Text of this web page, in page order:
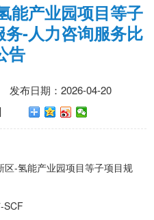
能产业园项目等子
-人力咨询服务比
告
发布日期：2026-04-20
区-氢能产业园项目等子项目规
SCF